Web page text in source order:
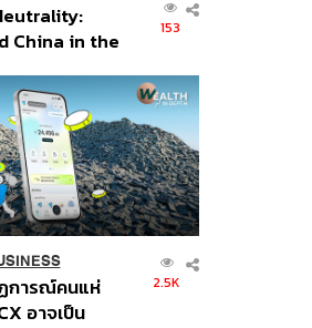
China in the
153
ฏการณ์คนแห่
อาจเป็น
2.5K